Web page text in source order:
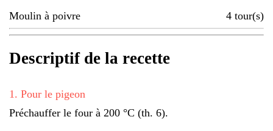
Moulin à poivre 4 tour(s)
Descriptif de la recette
1 . Pour le pigeon
Préchauffer le four à 200 °C (th. 6).